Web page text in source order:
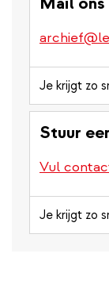
Je krijgt zo
Stuur
Vul
Je krijgt zo